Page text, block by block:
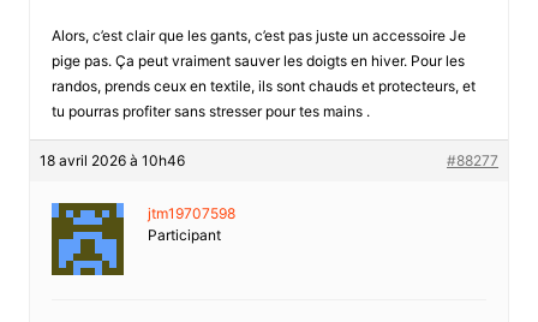
Alors, c’est clair que les gants, c’est pas juste un accessoire Je
pige pas. Ça peut vraiment sauver les doigts en hiver. Pour les
randos, prends ceux en textile, ils sont chauds et protecteurs, et
tu pourras profiter sans stresser pour tes mains .
18 avril 2026 à 10h46 #88277
jtm19707598
Participant